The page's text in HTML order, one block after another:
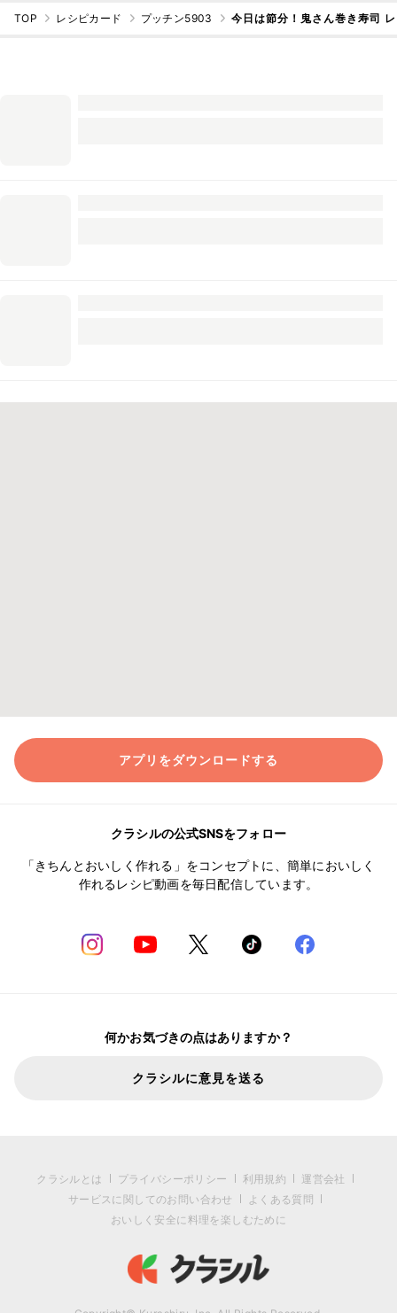
TOP レシピカード プッチン5903 今日は節分！鬼さん巻き寿司
アプリをダウンロードする
クラシルの公式SNSをフォロー
「きちんとおいしく作れる」をコンセプトに、簡単においしく
作れるレシピ動画を毎日配信しています。
何かお気づきの点はありますか？
クラシルに意見を送る
クラシルとは プライバシーポリシー 利用規約
運営会社
サービスに関してのお問い合わせ
よくある質問
おいしく安全に料理を楽しむために